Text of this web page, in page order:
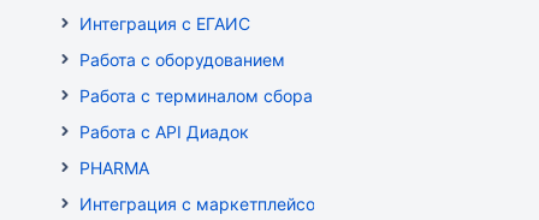
Интеграция с ЕГАИС
Работа с оборудованием
Работа с терминалом сбора данных (ТСД)
Работа с API Диадок
PHARMA
Интеграция с маркетплейсом Wildberries